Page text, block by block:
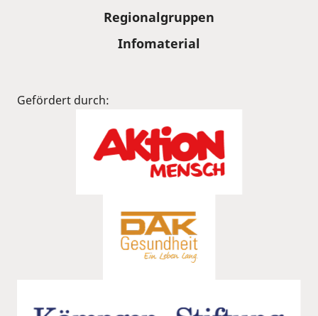
Regionalgruppen
Infomaterial
Gefördert durch: